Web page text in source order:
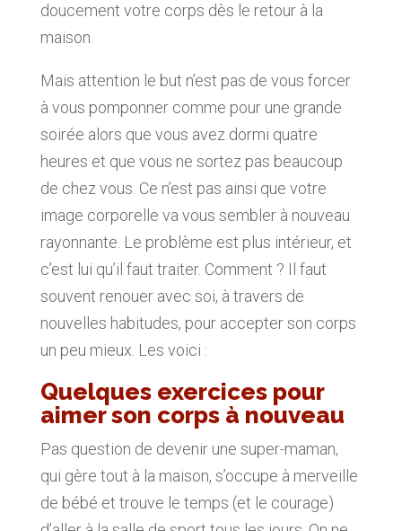
doucement votre corps dès le retour à la
maison.
Mais attention le but n’est pas de vous forcer
à vous pomponner comme pour une grande
soirée alors que vous avez dormi quatre
heures et que vous ne sortez pas beaucoup
de chez vous. Ce n’est pas ainsi que votre
image corporelle va vous sembler à nouveau
rayonnante. Le problème est plus intérieur, et
c’est lui qu’il faut traiter. Comment ? Il faut
souvent renouer avec soi, à travers de
nouvelles habitudes, pour accepter son corps
un peu mieux. Les voici :
Quelques exercices pour
aimer son corps à nouveau
Pas question de devenir une super-maman,
qui gère tout à la maison, s’occupe à merveille
de bébé et trouve le temps (et le courage)